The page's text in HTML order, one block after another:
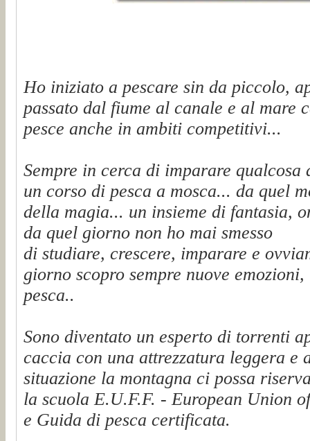
Ho iniziato a pescare sin da piccolo,
passato dal fiume al canale e al mare
pesce anche in ambiti competitivi...
Sempre in cerca di imparare
un corso di pesca a mosca... da quel
della magia... un insieme di fantasia,
da quel giorno non ho mai smesso
di studiare, crescere, imparare e
giorno scopro sempre nuove
pesca..
Sono diventato un esperto di torrenti
caccia con una attrezzatura leggera e
situazione la montagna ci possa
la scuola E.U.F.F. - European Union
e Guida di pesca certificata.